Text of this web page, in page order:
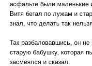
асфальте были маленькие
Витя бегал по лужам и
знал, что делать так
Так разбаловавшись, он не
старую бабушку, которая
засмеялся и сказал: